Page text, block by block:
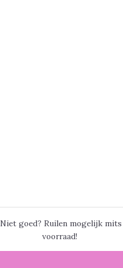
Niet goed? Ruilen mogelijk
voorraad!